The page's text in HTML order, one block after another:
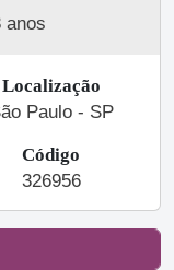
anos
Localização
Paulo - SP
Código
326956